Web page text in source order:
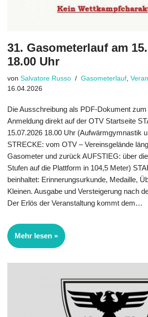
31. Gasometerlauf am
18.00 Uhr
von Salvatore Russo Gasometerlauf,
16.04.2026
Die Ausschreibung als PDF-Dokument
Anmeldung direkt auf der OTV Startseite
15.07.2026 18.00 Uhr (Aufwärmgymnastik
STRECKE: vom OTV – Vereinsgelände
Gasometer und zurück AUFSTIEG: über
Stufen auf die Plattform in 104,5 Meter)
beinhaltet: Erinnerungsurkunde, Medaille,
Kleinen. Ausgabe und Versteigerung nach
Der Erlös der Veranstaltung kommt dem…
Mehr lesen »